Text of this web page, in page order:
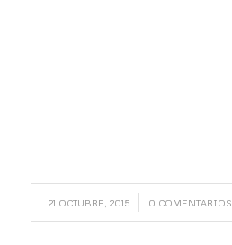
21 OCTUBRE, 2015
/ 0 COMENTARIOS
/